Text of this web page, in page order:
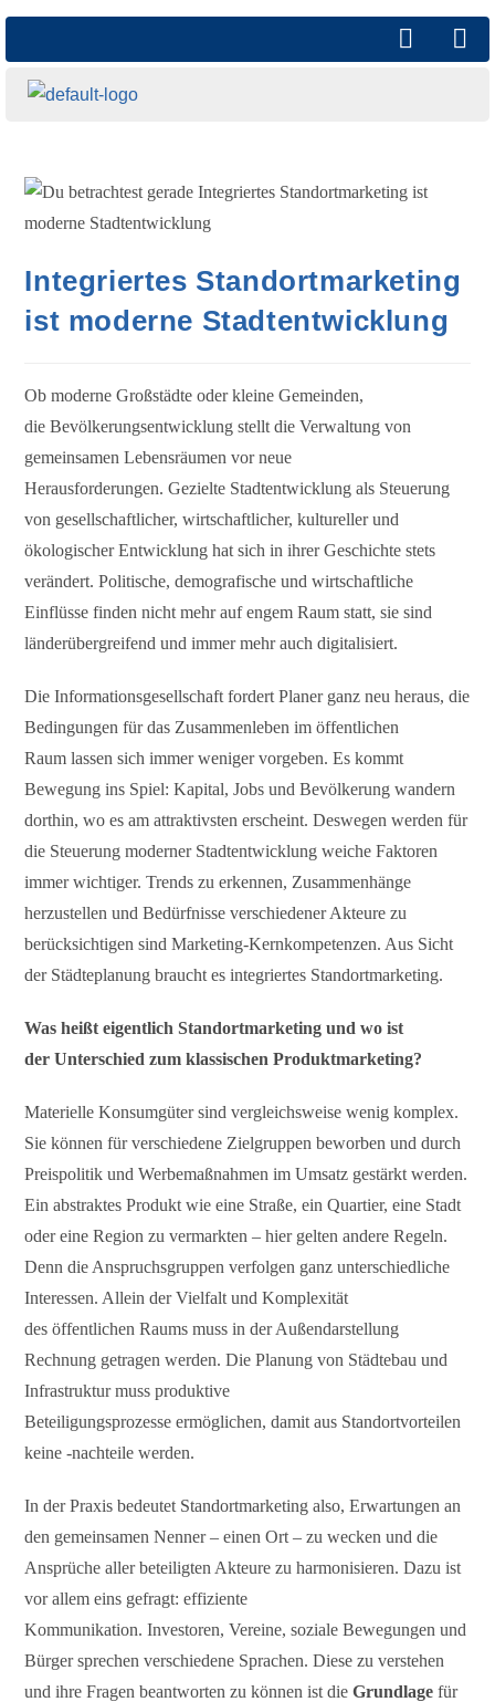
Integriertes Standortmarketing
ist moderne Stadtentwicklung
Ob moderne Großstädte oder kleine Gemeinden,
die Bevölkerungsentwicklung stellt die Verwaltung von
gemeinsamen Lebensräumen vor neue
Herausforderungen. Gezielte Stadtentwicklung als Steuerung
von gesellschaftlicher, wirtschaftlicher, kultureller und
ökologischer Entwicklung hat sich in ihrer Geschichte stets
verändert. Politische, demografische und wirtschaftliche
Einflüsse finden nicht mehr auf engem Raum statt, sie sind
länderübergreifend und immer mehr auch digitalisiert.
Die Informationsgesellschaft fordert Planer ganz neu heraus, die
Bedingungen für das Zusammenleben im öffentlichen
Raum lassen sich immer weniger vorgeben. Es kommt
Bewegung ins Spiel: Kapital, Jobs und Bevölkerung wandern
dorthin, wo es am attraktivsten erscheint. Deswegen werden für
die Steuerung moderner Stadtentwicklung weiche Faktoren
immer wichtiger. Trends zu erkennen, Zusammenhänge
herzustellen und Bedürfnisse verschiedener Akteure zu
berücksichtigen sind Marketing-Kernkompetenzen. Aus Sicht
der Städteplanung braucht es integriertes Standortmarketing.
Was heißt eigentlich Standortmarketing und wo ist
der Unterschied zum klassischen Produktmarketing?
Materielle Konsumgüter sind vergleichsweise wenig komplex.
Sie können für verschiedene Zielgruppen beworben und durch
Preispolitik und Werbemaßnahmen im Umsatz gestärkt werden.
Ein abstraktes Produkt wie eine Straße, ein Quartier, eine Stadt
oder eine Region zu vermarkten – hier gelten andere Regeln.
Denn die Anspruchsgruppen verfolgen ganz unterschiedliche
Interessen. Allein der Vielfalt und Komplexität
des öffentlichen Raums muss in der Außendarstellung
Rechnung getragen werden. Die Planung von Städtebau und
Infrastruktur muss produktive
Beteiligungsprozesse ermöglichen, damit aus Standortvorteilen
keine -nachteile werden.
In der Praxis bedeutet Standortmarketing also, Erwartungen an
den gemeinsamen Nenner – einen Ort – zu wecken und die
Ansprüche aller beteiligten Akteure zu harmonisieren. Dazu ist
vor allem eins gefragt: effiziente
Kommunikation. Investoren, Vereine, soziale Bewegungen und
Bürger sprechen verschiedene Sprachen. Diese zu verstehen
und ihre Fragen beantworten zu können ist dieGrundlage für